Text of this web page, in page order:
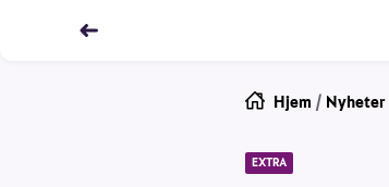
Hjem / Nyheter
EXTRA